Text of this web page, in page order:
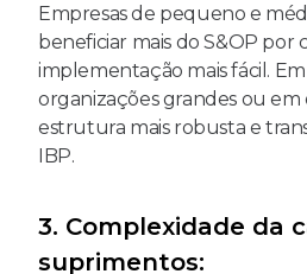
Empresas de pequeno e
beneficiar mais do S&OP por
implementação mais fácil. Em
organizações grandes ou em
estrutura mais robusta e
IBP.
3. Complexidade da
suprimentos: